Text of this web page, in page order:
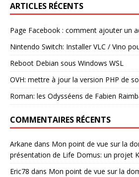
ARTICLES RÉCENTS
Page Facebook : comment ajouter un
Nintendo Switch: Installer VLC / Vino
Reboot Debian sous Windows WSL
OVH: mettre à jour la version PHP de
Roman: les Odysséens de Fabien
COMMENTAIRES RÉCENTS
Arkane dans Mon point de vue sur la
présentation de Life Domus: un projet
Eric78 dans Mon point de vue sur la